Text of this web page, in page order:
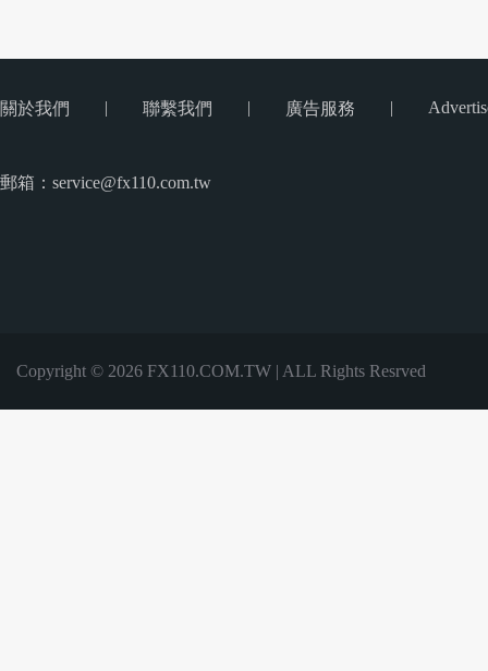
關於我們 | 聯繫我們 | 廣告服務 |
郵箱：service@fx110.com.tw
Copyright © 2026 FX110.COM.TW | ALL Rights Resrved